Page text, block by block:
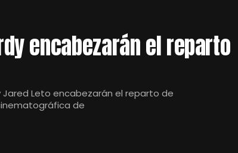
encabezarán el reparto
Jared Leto encabezarán el reparto de
de